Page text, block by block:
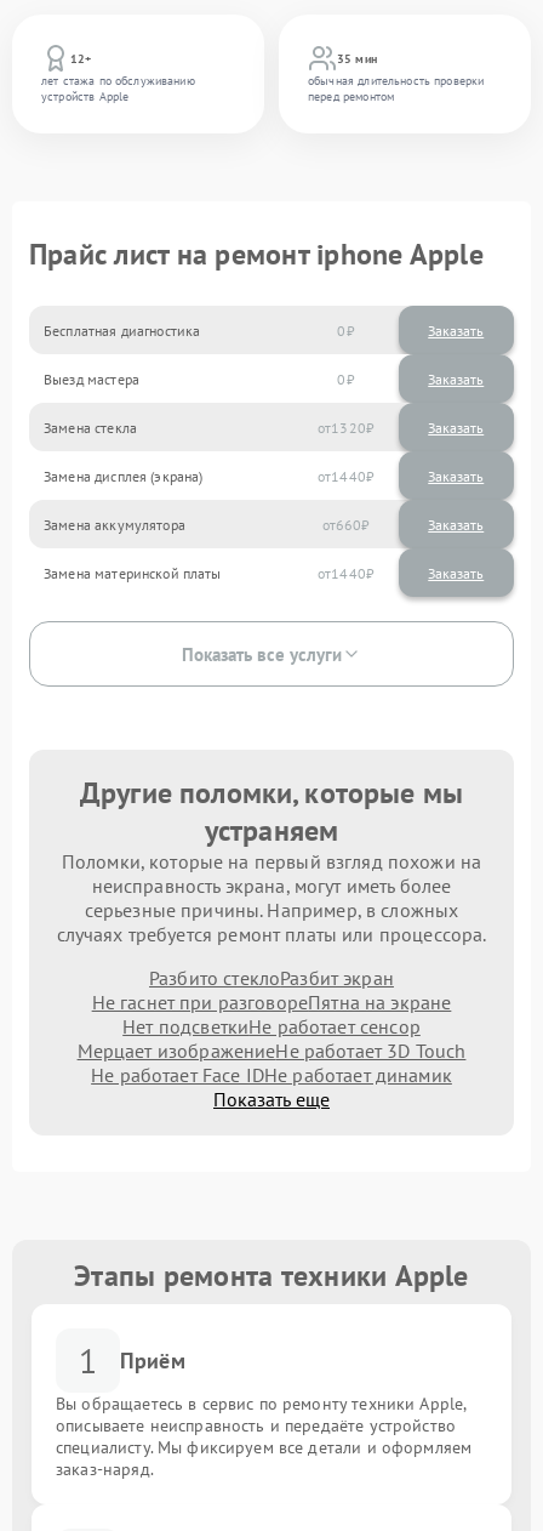
12+
лет стажа по обслуживанию
устройств Apple
35 мин
обычная длительность проверки
перед ремонтом
Прайс лист на ремонт iphone Apple
Бесплатная диагностика 0 Заказать
Выезд мастера 0 Заказать
Замена стекла 1320
Замена дисплея (экрана) 1440
Замена аккумулятора 660
Замена материнской платы 1440
Показать все услуги
Другие поломки, которые мы
устраняем
Поломки, которые на первый взгляд похожи на
неисправность экрана, могут иметь более
серьезные причины. Например, в сложных
случаях требуется ремонт платы или процессора.
Разбито стеклоРазбит экран
Не гаснет при разговореПятна на экране
Нет подсветкиНе работает сенсор
Мерцает изображениеНе работает 3D Touch
Не работает Face IDНе работает динамик
Показать еще
Этапы ремонта техники Apple
1 Приём
Вы обращаетесь в сервис по ремонту техники Apple,
описываете неисправность и передаёте устройство
специалисту. Мы фиксируем все детали и оформляем
заказ-наряд.